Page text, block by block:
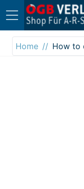
Direkt zum Inhalt
Home
How to